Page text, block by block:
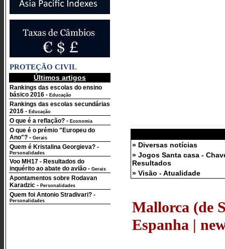
PROTEÇÃO CIVIL
Últimos artigos
Rankings das escolas do ensino
básico 2016 - Educação
Rankings das escolas secundárias
2016 - Educação
O que é a reflação? - Economia
O que é o prémio "Europeu do
Ano"? - Gerais
Quem é Kristalina Georgieva? -
Personalidades
Voo MH17 - Resultados do
inquérito ao abate do avião - Gerais
Apontamentos sobre Rodavan
Karadzic - Personalidades
Quem foi Antonio Stradivari? -
Personalidades
» Diversas notícias
» Jogos Santa casa -
Resultados
» Visão - Atualidade
Mallorca (de
Espanha |